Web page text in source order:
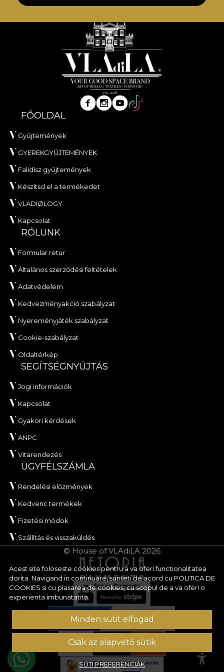
Acest site foloseste cookies pentru a va oferi functionalitatea
dorita. Navigand in continuare, sunteti de acord cu POLITICA DE
COOKIES si cu plasarea de cookies, cu scopul de a va oferi o
experienta imbunatatita.
Minden sütit elfogad
Csak az alapvető sütik
SÜTI PREFERENCIÁK
FŐOLDAL
Gyűjtemények
GYEREKGYŰJTEMÉNYEK
Falidísz gyűjtemények
Készítsd el a termékedet
VLADIØLOGY
Kapcsolat
RÓLUNK
Formular retur
Általános szerződési feltételek
Adatvédelem
Kedvezményakció szabályzat
Nyereményjáték szabályzat
Cookie-szabályzat
Oldaltérkép
SEGÍTSÉGNYÚJTÁS
Jogi információk
Kapcsolat
Gyakori kérdések
ANPC
Vitarendezés
ÜGYFÉLSZÁMLA
Rendelési előzmények
Kedvenc termékek
Fizetési módok
Szállítás és visszaküldés
© House of VLAdiLA 2026